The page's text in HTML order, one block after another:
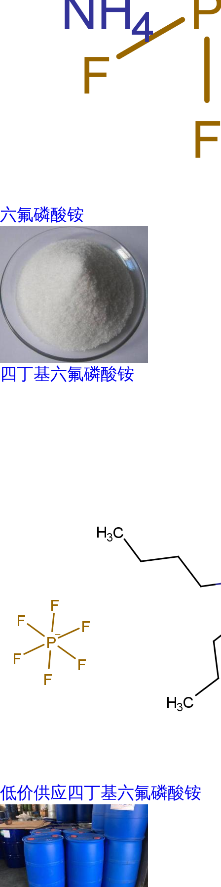
六氟磷酸铵
四丁基六氟磷酸铵
低价供应四丁基六氟磷酸铵